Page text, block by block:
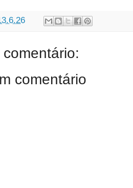
comentário